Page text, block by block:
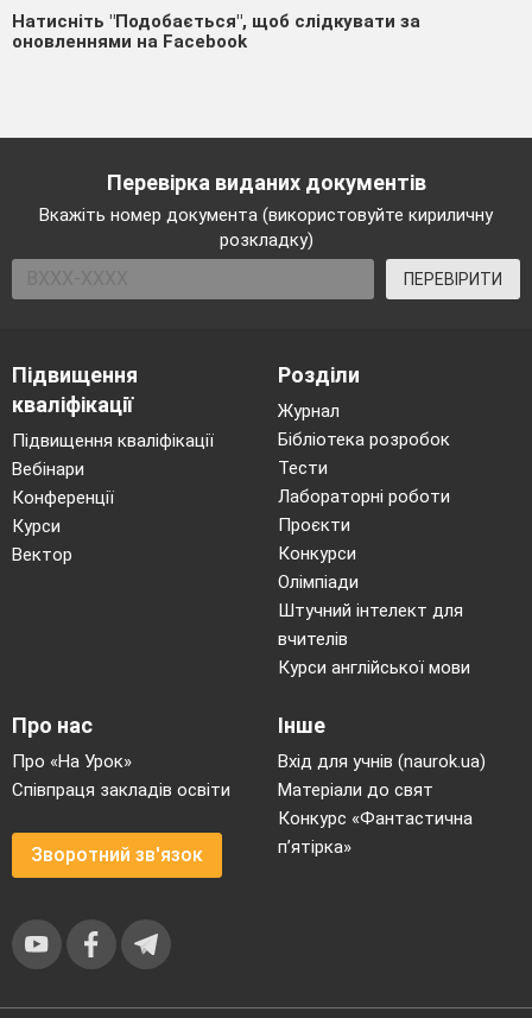
Натисніть "Подобається", щоб слідкувати за
оновленнями на Facebook
Перевірка виданих документів
Вкажіть номер документа (використовуйте кириличну
розкладку)
ПЕРЕВІРИТИ
Підвищення
кваліфікації
Підвищення кваліфікації
Вебінари
Конференції
Курси
Вектор
Розділи
Журнал
Бібліотека розробок
Тести
Лабораторні роботи
Проєкти
Конкурси
Олімпіади
Штучний інтелект для
вчителів
Курси англійської мови
Про нас
Про «На Урок»
Співпраця закладів освіти
Зворотний зв'язок
Інше
Вхід для учнів (naurok.ua)
Матеріали до свят
Конкурс «Фантастична
п’ятірка»